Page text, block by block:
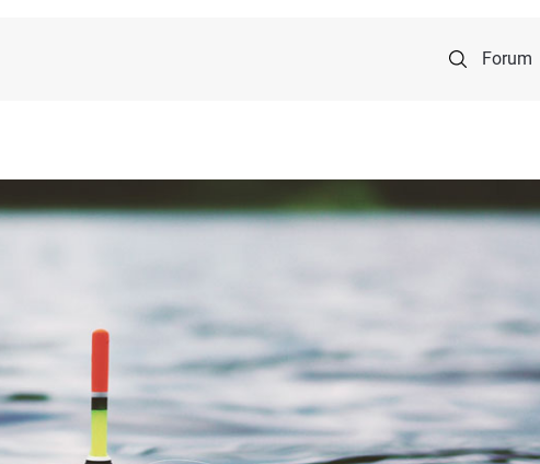
Forum